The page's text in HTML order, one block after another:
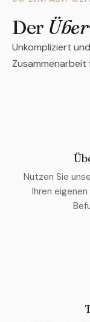
Der
Unkompliziert
Zusammenarbeit
Nutzen Sie
Ihren